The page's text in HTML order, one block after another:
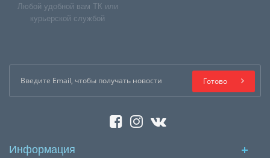
Любой удобной вам ТК или
курьерской службой
Готово
Информация